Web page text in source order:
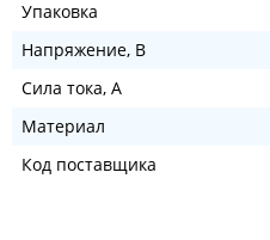
Упаковка
Напряжение, В
Сила тока, А
Материал
Код поставщика